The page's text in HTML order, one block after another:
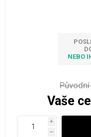
NEBO
Vaše
i
h